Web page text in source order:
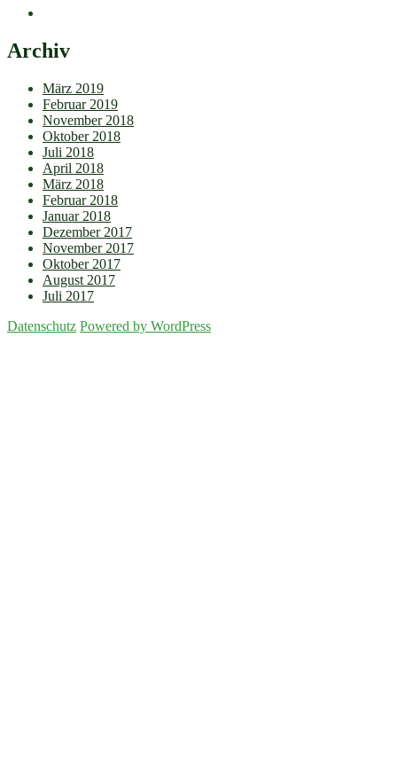
Archiv
März 2019
Februar 2019
November 2018
Oktober 2018
Juli 2018
April 2018
März 2018
Februar 2018
Januar 2018
Dezember 2017
November 2017
Oktober 2017
August 2017
Juli 2017
Datenschutz Powered by WordPress